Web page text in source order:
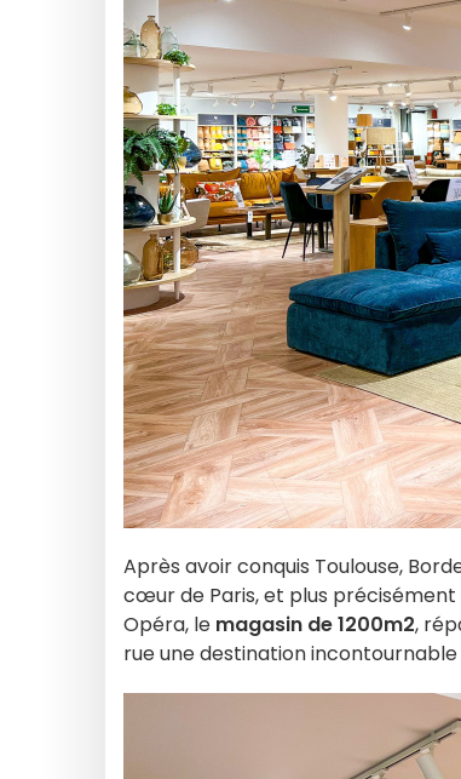
Après avoir conquis Toulouse,
cœur de Paris, et plus précisément
Opéra, le magasin de 1200m2,
rue une destination